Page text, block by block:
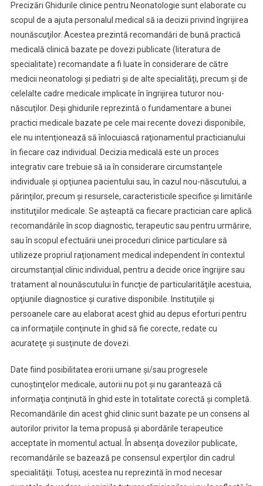
Precizări Ghidurile clinice pentru Neonatologie sunt elaborate cu
scopul de a ajuta personalul medical să ia decizii privind îngrijirea
nounăscuţilor. Acestea prezintă recomandări de bună practică
medicală clinică bazate pe dovezi publicate (literatura de
specialitate) recomandate a fi luate în considerare de către
medicii neonatologi şi pediatri şi de alte specialităţi, precum şi de
celelalte cadre medicale implicate în îngrijirea tuturor nou-
născuţilor. Deşi ghidurile reprezintă o fundamentare a bunei
practici medicale bazate pe cele mai recente dovezi disponibile,
ele nu intenţionează să înlocuiască raţionamentul practicianului
în fiecare caz individual. Decizia medicală este un proces
integrativ care trebuie să ia în considerare circumstanţele
individuale şi opţiunea pacientului sau, în cazul nou-născutului, a
părinţilor, precum şi resursele, caracteristicile specifice şi limitările
instituţiilor medicale. Se aşteaptă ca fiecare practician care aplică
recomandările în scop diagnostic, terapeutic sau pentru urmărire,
sau în scopul efectuării unei proceduri clinice particulare să
utilizeze propriul raţionament medical independent în contextul
circumstanţial clinic individual, pentru a decide orice îngrijire sau
tratament al nounăscutului în funcţie de particularităţile acestuia,
opţiunile diagnostice şi curative disponibile. Instituţiile şi
persoanele care au elaborat acest ghid au depus eforturi pentru
ca informaţiile conţinute în ghid să fie corecte, redate cu
acurateţe şi susţinute de dovezi.
Date fiind posibilitatea erorii umane şi/sau progresele
cunoştinţelor medicale, autorii nu pot şi nu garantează că
informaţia conţinută în ghid este în totalitate corectă şi completă.
Recomandările din acest ghid clinic sunt bazate pe un consens al
autorilor privitor la tema propusă şi abordările terapeutice
acceptate în momentul actual. În absenţa dovezilor publicate,
recomandările se bazează pe consensul experţilor din cadrul
specialităţii. Totuşi, acestea nu reprezintă în mod necesar